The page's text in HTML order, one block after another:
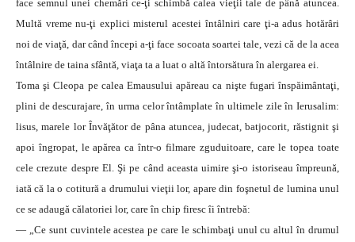
face semnul unei chemări ce-ţi schimbă calea vieţii tale de până atuncea.
Multă vreme nu-ţi explici misterul acestei întâlniri care ţi-a adus hotărâri
noi de viaţă, dar când începi a-ţi face socoata soartei tale, vezi că de la acea
întâlnire de taina sfântă, viaţa ta a luat o altă întorsătura în alergarea ei.
Toma şi Cleopa pe calea Emausului apăreau ca nişte fugari înspăimântaţi,
plini de descurajare, în urma celor întâmplate în ultimele zile în Ierusalim:
lisus, marele lor Învăţător de pâna atuncea, judecat, batjocorit, răstignit şi
apoi îngropat, le apărea ca într-o filmare zguduitoare, care le topea toate
cele crezute despre El. Şi pe când aceasta uimire şi-o istoriseau împreună,
iată că la o cotitură a drumului vieţii lor, apare din foşnetul de lumina unul
ce se adaugă călatoriei lor, care în chip firesc îi întrebă:
— „Ce sunt cuvintele acestea pe care le schimbaţi unul cu altul în drumul